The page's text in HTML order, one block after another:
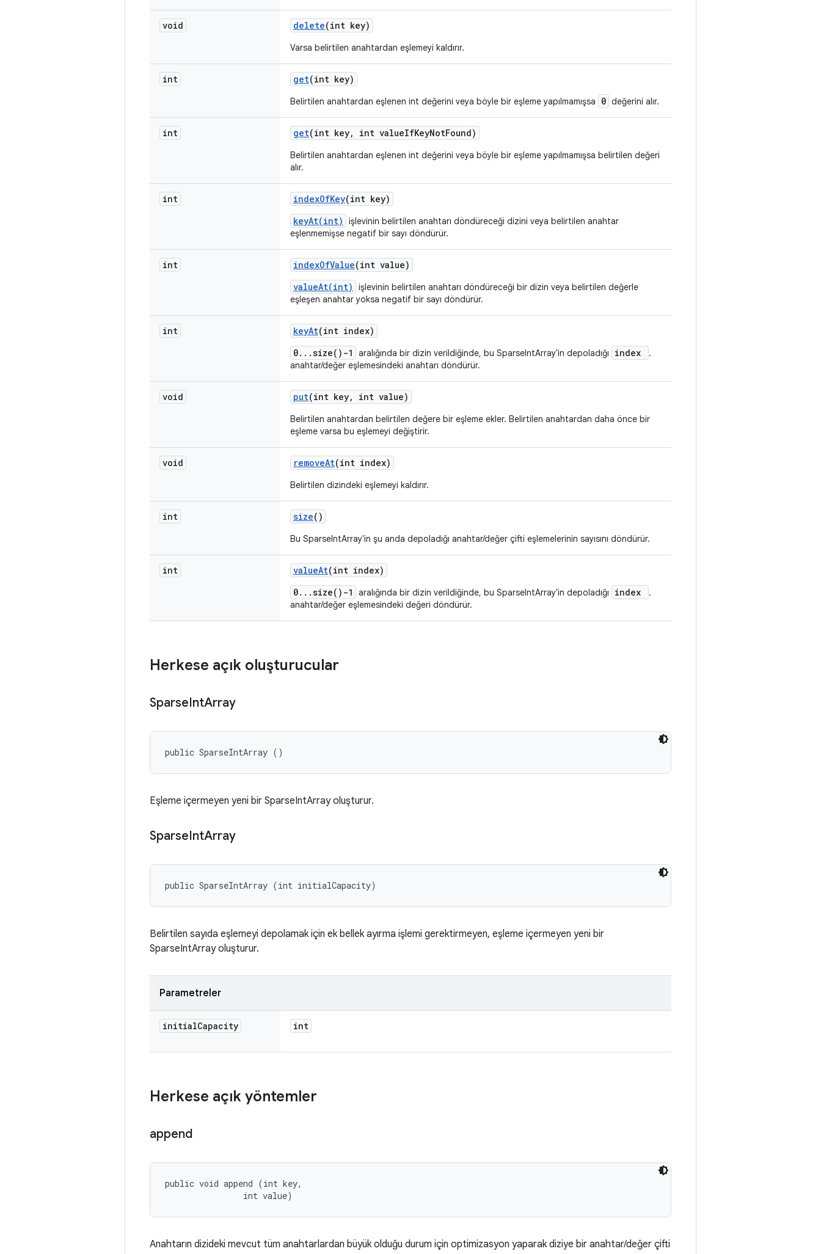
void delete(int key)
Varsa belirtilen anahtardan eşlemeyi kaldırır.
int get(int key)
Belirtilen anahtardan eşlenen int değerini veya böyle bir eşleme yapılmamışsa 0 değerini alır.
int get(int key, int valueIfKeyNotFound)
Belirtilen anahtardan eşlenen int değerini veya böyle bir eşleme yapılmamışsa belirtilen değeri
alır.
int indexOfKey(int key)
keyAt(int)
işlevinin belirtilen anahtarı döndüreceği dizini veya belirtilen anahtar
eşlenmemişse negatif bir sayı döndürür.
int indexOfValue(int value)
valueAt(int)
işlevinin belirtilen anahtarı döndüreceği bir dizin veya belirtilen değerle
eşleşen anahtar yoksa negatif bir sayı döndürür.
int keyAt(int index)
0...size()-1
aralığında bir dizin verildiğinde, bu SparseIntArray'in depoladığı index
.
anahtar/değer eşlemesindeki anahtarı döndürür.
void put(int key, int value)
Belirtilen anahtardan belirtilen değere bir eşleme ekler. Belirtilen anahtardan daha önce bir
eşleme varsa bu eşlemeyi değiştirir.
void removeAt(int index)
Belirtilen dizindeki eşlemeyi kaldırır.
int size()
Bu SparseIntArray'in şu anda depoladığı anahtar/değer çifti eşlemelerinin sayısını döndürür.
int valueAt(int index)
0...size()-1
aralığında bir dizin verildiğinde, bu SparseIntArray'in depoladığı index
.
anahtar/değer eşlemesindeki değeri döndürür.
Herkese açık oluşturucular
SparseIntArray
public SparseIntArray ()
Eşleme içermeyen yeni bir SparseIntArray oluşturur.
SparseIntArray
public SparseIntArray (int initialCapacity)
Belirtilen sayıda eşlemeyi depolamak için ek bellek ayırma işlemi gerektirmeyen, eşleme içermeyen yeni bir
SparseIntArray oluşturur.
Parametreler
initialCapacity int
Herkese açık yöntemler
append
public void append (int key,
                int value)
Anahtarın dizideki mevcut tüm anahtarlardan büyük olduğu durum için optimizasyon yaparak diziye bir anahtar/değer çifti